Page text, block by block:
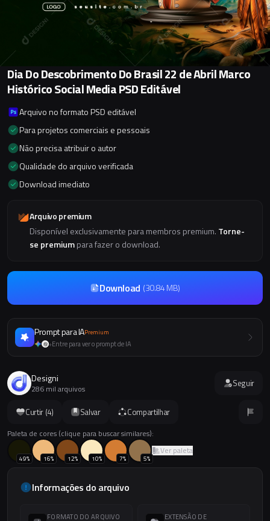
Curtir (4) Salvar Compartilhar
Paleta de cores (clique para buscar similares):
49% 16% 12% 10% 7% 5%
Ver paleta
Informações do arquivo
FORMATO DO ARQUIVO
EXTENSÃO DE
Dia Do Descobrimento Do Brasil 22 de Abril Marco
Histórico Social Media PSD Editável
Arquivo no formato PSD editável
Para projetos comerciais e pessoais
Não precisa atribuir o autor
Qualidade do arquivo verificada
Download imediato
Arquivo premium
Disponível exclusivamente para membros premium. Torne-
se premiumpara fazer o download.
Download (30.84 MB)
Prompt para IAPremium
+Entre para ver o prompt de IA
Designi
286 mil arquivos Seguir